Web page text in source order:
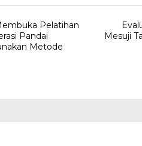
Pelatihan
Pandai
Metode
Mesuji